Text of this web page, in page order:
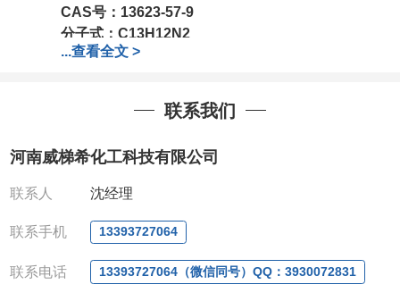
CAS号： 13623-57-9
分子式： C13H12N2
分子量：196.25
可根据客户需求进行分装
我司对高校及科研单位先发货和
全额退款,并承担所有运费。
:0371-63377391/13393727064
QQ:3930072831
微信 :13393727064
联系人: 沈晓东(欢迎致电
...查看全文 >
联系我们
河南威梯希化工科技有限公司
联系人 沈经理
联系手机 13393727064
联系电话 13393727064（微信同号）QQ：3930072831